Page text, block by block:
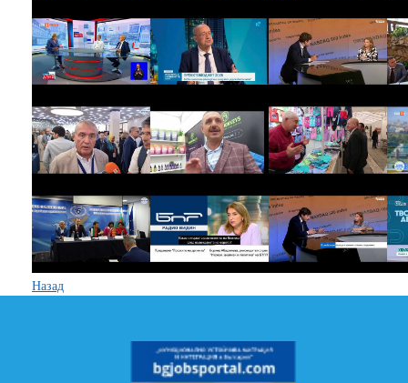
Назад